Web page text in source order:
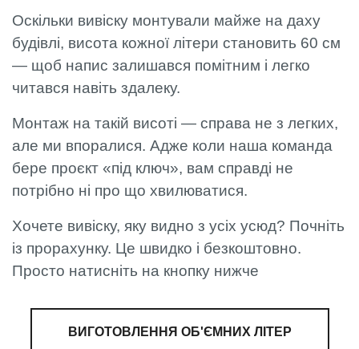
Оскільки вивіску монтували майже на даху
будівлі, висота кожної літери становить 60 см
— щоб напис залишався помітним і легко
читався навіть здалеку.
Монтаж на такій висоті — справа не з легких,
але ми впоралися. Адже коли наша команда
бере проєкт «під ключ», вам справді не
потрібно ні про що хвилюватися.
Хочете вивіску, яку видно з усіх усюд? Почніть
із прорахунку. Це швидко і безкоштовно.
Просто натисніть на кнопку нижче
ВИГОТОВЛЕННЯ ОБ'ЄМНИХ ЛІТЕР